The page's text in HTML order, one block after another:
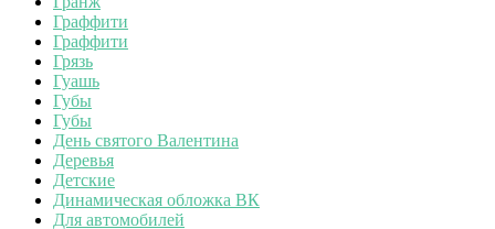
Граффити
Граффити
Грязь
Гуашь
Губы
Губы
День святого Валентина
Деревья
Детские
Динамическая обложка ВК
Для автомобилей